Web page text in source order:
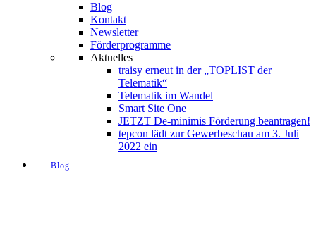
Blog
Kontakt
Newsletter
Förderprogramme
Aktuelles
traisy erneut in der „TOPLIST der
Telematik“
Telematik im Wandel
Smart Site One
JETZT De-minimis Förderung beantragen!
tepcon lädt zur Gewerbeschau am 3. Juli
2022 ein
Blog